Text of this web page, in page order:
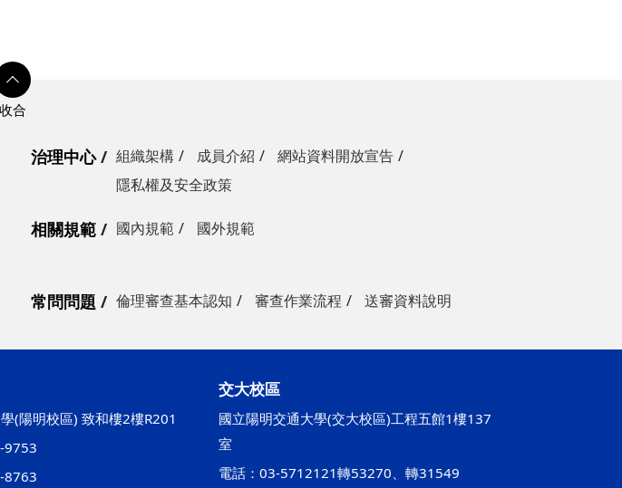
治理中心 組織架構 成員介紹
網站資料開放宣告
隱私權及安全政策
相關規範 國內規範 國外規範
常問問題 倫理審查基本認知 審查作業流程 送審資料說明
(陽明校區) 致和樓2樓R201
9753
8763
交大校區
國立陽明交通大學(交大校區)工程五館1樓137
室
電話：03-5712121轉53270、轉31549